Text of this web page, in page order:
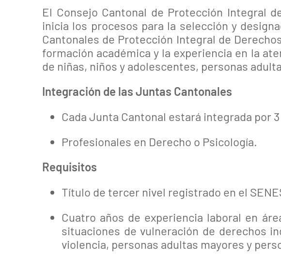
El Consejo Cantonal de Protección Integral
inicia los procesos para la selección y
Cantonales de Protección Integral de
formación académica y la experiencia en la
de niñas, niños y adolescentes, personas
Integración de las Juntas Cantonales
Cada Junta Cantonal estará integrada por
Profesionales en Derecho o Psicología.
Requisitos
Título de tercer nivel registrado en el
Cuatro años de experiencia laboral en
situaciones de vulneración de derechos
violencia, personas adultas mayores y